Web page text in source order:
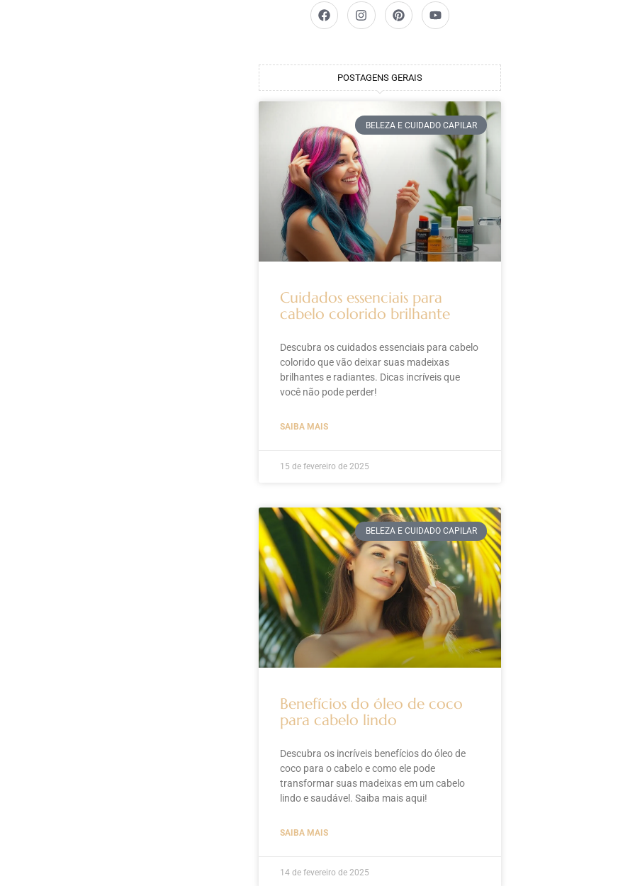
POSTAGENS GERAIS
BELEZA E CUIDADO CAPILAR
Cuidados essenciais para
cabelo colorido brilhante
Descubra os cuidados essenciais para cabelo
colorido que vão deixar suas madeixas
brilhantes e radiantes. Dicas incríveis que
você não pode perder!
SAIBA MAIS
15 de fevereiro de 2025
BELEZA E CUIDADO CAPILAR
Benefícios do óleo de coco
para cabelo lindo
Descubra os incríveis benefícios do óleo de
coco para o cabelo e como ele pode
transformar suas madeixas em um cabelo
lindo e saudável. Saiba mais aqui!
SAIBA MAIS
14 de fevereiro de 2025